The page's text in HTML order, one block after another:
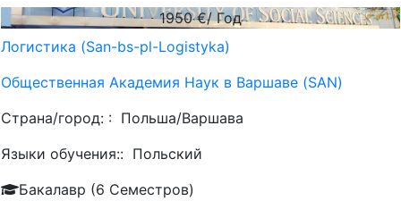
1950€/ Год
Логистика (San-bs-pl-Logistyka)
Общественная Академия Наук в Варшаве (SAN)
Страна/город: : Польша/Варшава
Языки обучения:: Польский
Бакалавр (6 Семестров)